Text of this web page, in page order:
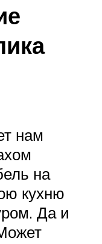
нам
на
кухню
Да и